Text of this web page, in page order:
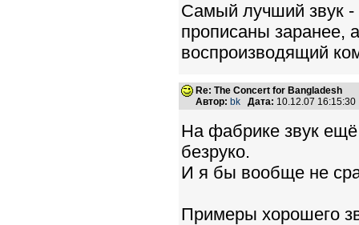
Самый лучший звук -
прописаны заранее,
воспроизводящий
Re: The Concert for Bangladesh
Автор: bk Дата: 10.12.07
На фабрике звук
безруко.
И я бы вообще не
Примеры хорошего